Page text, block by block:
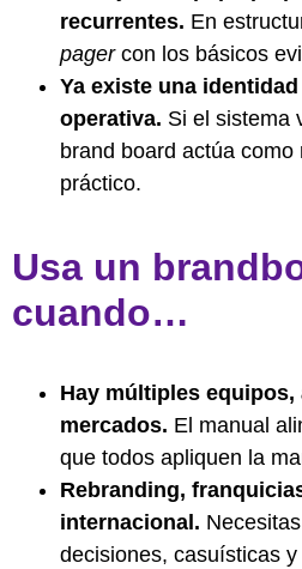
recurrentes. En
pagercon los básicos
Ya existe una
operativa. Si el sistema
brand board actúa como
práctico.
Usa un
cuando…
Hay múltiples equipos,
mercados. El manual
que todos apliquen la
Rebranding,
internacional.
decisiones, casuísticas